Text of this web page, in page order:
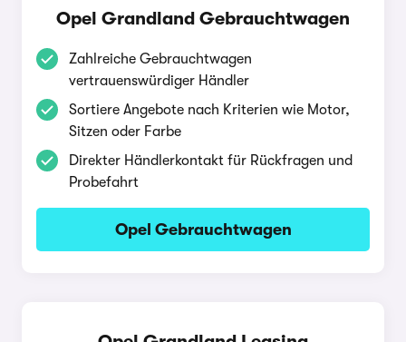
Opel Grandland Gebrauchtwagen
Zahlreiche Gebrauchtwagen
vertrauenswürdiger Händler
Sortiere Angebote nach Kriterien wie Motor,
Sitzen oder Farbe
Direkter Händlerkontakt für Rückfragen und
Probefahrt
Opel Gebrauchtwagen